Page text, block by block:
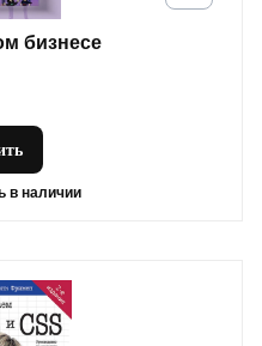
бизнесе
в наличии